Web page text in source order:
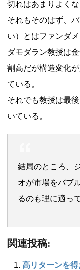
切れはあまりよくな
それもそのはず、
い）とはファンダ
ダモダラン教授は
割高だが構造変化
ている。
それでも教授は最
いている。
結局のところ、
オが市場をバブ
るのも理に適っ
関連投稿:
高リターンを